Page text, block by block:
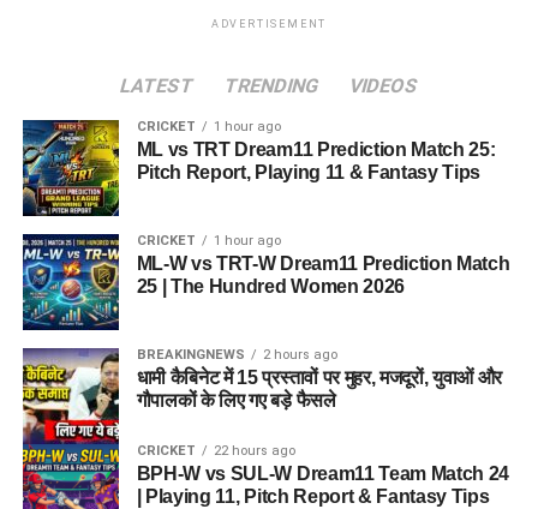
ADVERTISEMENT
LATEST TRENDING VIDEOS
CRICKET 1 hour ago
ML vs TRT Dream11 Prediction Match 25:
Pitch Report, Playing 11 & Fantasy Tips
CRICKET 1 hour ago
ML-W vs TRT-W Dream11 Prediction Match
25 | The Hundred Women 2026
BREAKINGNEWS 2 hours ago
धामी कैबिनेट में 15 प्रस्तावों पर मुहर, मजदूरों, युवाओं और
गौपालकों के लिए गए बड़े फैसले
CRICKET 22 hours ago
BPH-W vs SUL-W Dream11 Team Match 24
| Playing 11, Pitch Report & Fantasy Tips